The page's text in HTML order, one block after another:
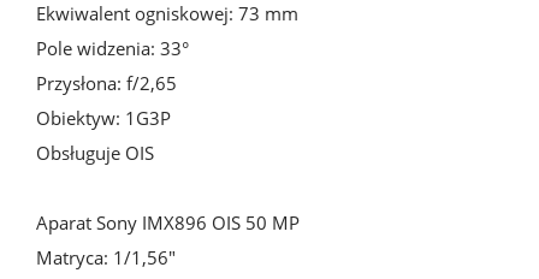
Ekwiwalent ogniskowej: 73 mm
Pole widzenia: 33°
Przysłona: f/2,65
Obiektyw: 1G3P
Obsługuje OIS
Aparat Sony IMX896 OIS 50 MP
Matryca: 1/1,56"